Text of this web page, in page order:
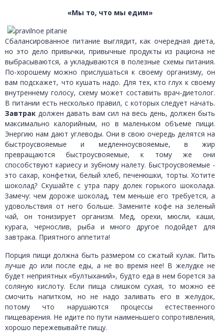
«Мы то, что мы едим»
Сбалансированное питание выглядит, как очередная диета,
но это дело привычки, привычные продукты из рациона не
выбрасываются, а укладываются в полезные схемы питания.
По-хорошему можно прислушаться к своему организму, он
вам подскажет, что кушать надо. Для тех, кто глух к своему
внутреннему голосу, схему может составить врач-диетолог.
В питании есть несколько правил, с которых следует начать.
Завтрак должен давать вам сил на весь день, должен быть
максимально калорийным, но в маленьком объеме пищи.
Энергию нам дают углеводы. Они в свою очередь делятся на
быстроусвояемые и медленноусвояемые, в жир
превращаются быстроусвояемые, к тому же они
способствуют кариесу и зубному налету. Быстроусвояемые -
это сахар, конфетки, белый хлеб, печенюшки, торты. Хотите
шоколад? Скушайте с утра пару долек горького шоколада.
Замечу: чем дороже шоколад, тем меньше его требуется, а
удовольствия от него больше. Замените кофе на зеленый
чай, он тонизирует организм. Мед, орехи, мюсли, каши,
курага, чернослив, рыба и много другое подойдет для
завтрака. Приятного аппетита!
Порция пищи должна быть размером со сжатый кулак. Пить
лучше до или после еды, а не во время нее! В желудке не
будет неприятных «бултыханий», будто еда в нем борется за
соляную кислоту. Если пища слишком сухая, то можно её
смочить напитком, но не надо заливать его в желудок,
потому что нарушаются процессы естественного
пищеварения. Не идите по пути наименьшего сопротивления,
хорошо пережевывайте пищу.